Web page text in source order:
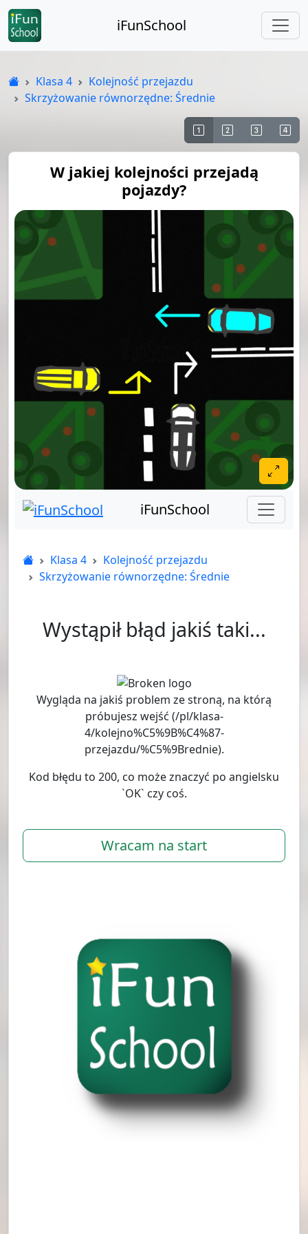
iFunSchool
Klasa 4
Kolejność przejazdu
Skrzyżowanie równorzędne: Średnie
W jakiej kolejności przejadą
pojazdy?
iFunSchool
Klasa 4
Kolejność przejazdu
Skrzyżowanie równorzędne: Średnie
Wystąpił błąd jakiś taki...
Wygląda na jakiś problem ze stroną, na którą
próbujesz wejść (/pl/klasa-
4/kolejno%C5%9B%C4%87-
przejazdu/%C5%9Brednie).
Kod błędu to 200, co może znaczyć po angielsku
`OK` czy coś.
Wracam na start